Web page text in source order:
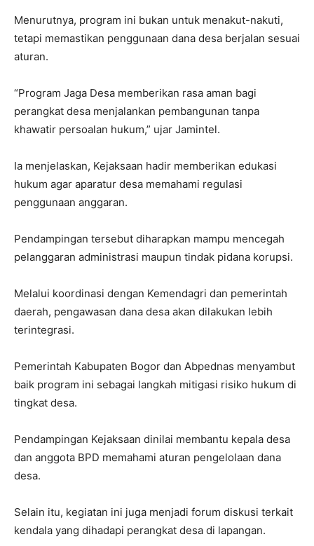
Menurutnya, program ini bukan untuk menakut-nakuti,
tetapi memastikan penggunaan dana desa berjalan sesuai
aturan.
“Program Jaga Desa memberikan rasa aman bagi
perangkat desa menjalankan pembangunan tanpa
khawatir persoalan hukum,” ujar Jamintel.
Ia menjelaskan, Kejaksaan hadir memberikan edukasi
hukum agar aparatur desa memahami regulasi
penggunaan anggaran.
Pendampingan tersebut diharapkan mampu mencegah
pelanggaran administrasi maupun tindak pidana korupsi.
Melalui koordinasi dengan Kemendagri dan pemerintah
daerah, pengawasan dana desa akan dilakukan lebih
terintegrasi.
Pemerintah Kabupaten Bogor dan Abpednas menyambut
baik program ini sebagai langkah mitigasi risiko hukum di
tingkat desa.
Pendampingan Kejaksaan dinilai membantu kepala desa
dan anggota BPD memahami aturan pengelolaan dana
desa.
Selain itu, kegiatan ini juga menjadi forum diskusi terkait
kendala yang dihadapi perangkat desa di lapangan.